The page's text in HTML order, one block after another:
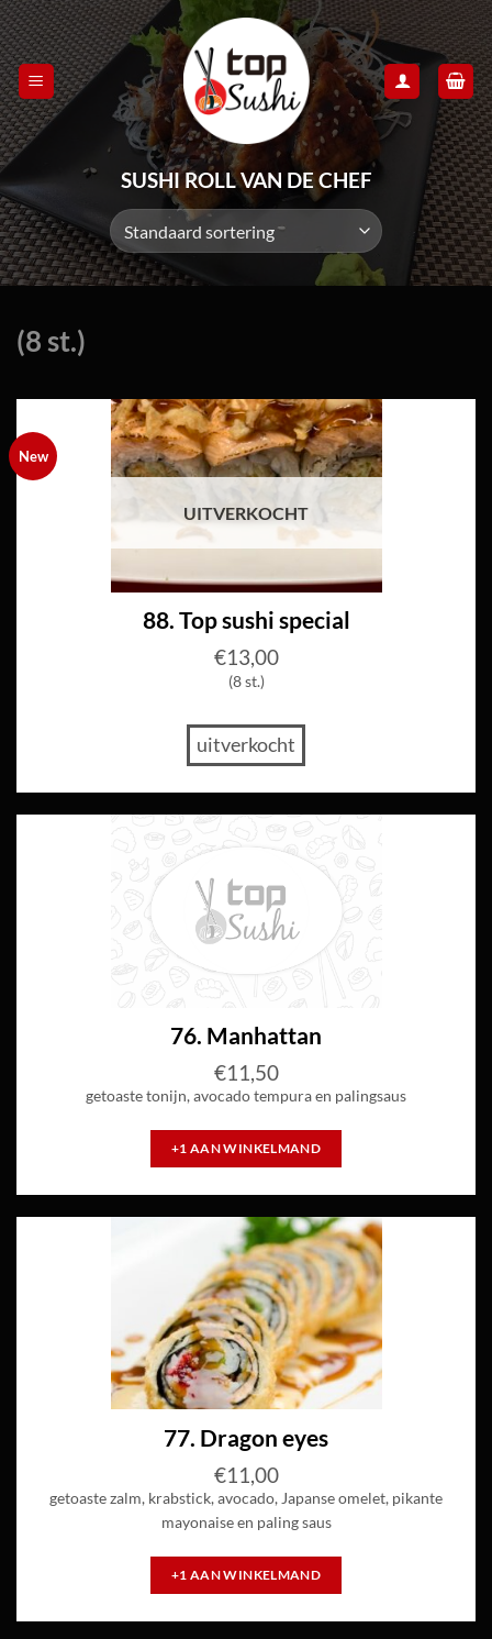
Skip
to
content
SUSHI ROLL VAN DE CHEF
(8 st.)
New
UITVERKOCHT
88. Top sushi special
€13,00
(8 st.)
uitverkocht
76. Manhattan
€11,50
getoaste tonijn, avocado tempura en palingsaus
+1 AAN WINKELMAND
77. Dragon eyes
€11,00
getoaste zalm, krabstick, avocado, Japanse omelet, pikante
mayonaise en paling saus
+1 AAN WINKELMAND